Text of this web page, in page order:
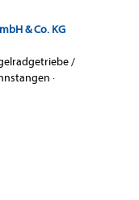
& Co. KG
/
·